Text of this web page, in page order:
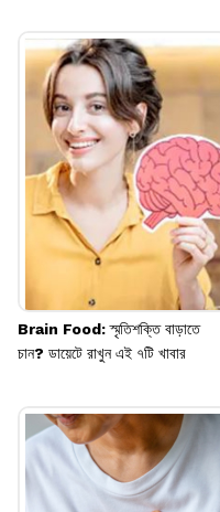
নিয়মিত শরীরচর্চা
আরও উন্নত হয় এবং
Image credits: Getty
Brain Food: স্মৃতিশক্তি বাড়াতে
চান? ডায়েটে রাখুন এই ৭টি খাবার